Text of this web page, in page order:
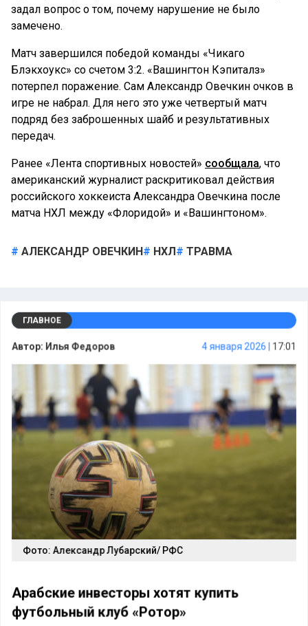
задал вопрос о том, почему нарушение не было
замечено.
Матч завершился победой команды «Чикаго
Блэкхоукс» со счетом 3:2. «Вашингтон Кэпиталз»
потерпел поражение. Сам Александр Овечкин очков в
игре не набрал. Для него это уже четвертый матч
подряд без заброшенных шайб и результативных
передач.
Ранее «Лента спортивных новостей» сообщала, что
американский журналист раскритиковал действия
российского хоккеиста Александра Овечкина после
матча НХЛ между «Флоридой» и «Вашингтоном».
АЛЕКСАНДР ОВЕЧКИН НХЛ ТРАВМА
ГЛАВНОЕ
Автор: Илья Федоров 4 января 2026 | 17:01
Фото: Александр Лубарский/ РФС
Арабские инвесторы хотят купить
футбольный клуб «Ротор»